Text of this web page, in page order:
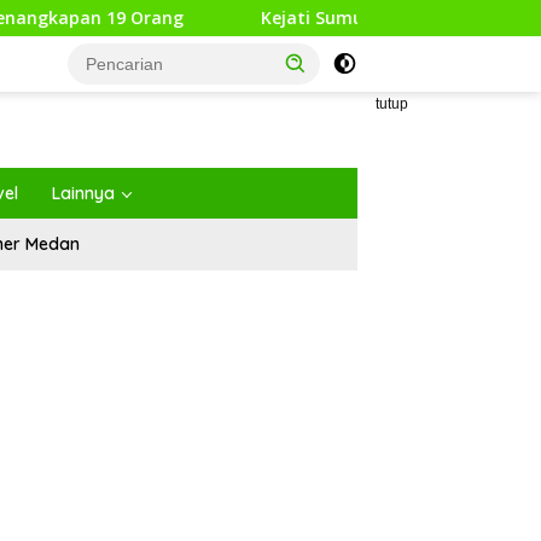
19 Orang Kejati Sumut Tahan 8 Tersangka
tutup
Lainnya
Medan